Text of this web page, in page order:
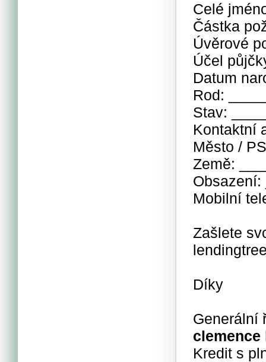
Celé
Částka
Úvěrové
Účel
Datum
Rod:
Stav:
Kontaktní
Město /
Země:
Obsazení:
Mobilní
Zašlete
Díky
Generální
clemence
Kredit s